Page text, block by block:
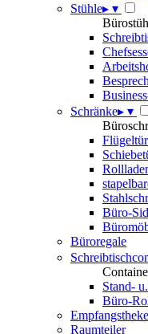
Stühle▸ ▾
Schränke▸ ▾
Büro-
Büroregale
Stand-
Büro-
Raumteiler